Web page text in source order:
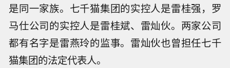
是同一家族。七千猫集团的实控人是雷桂强，罗
马仕公司的实控人是雷桂斌、雷灿伙。两家公司
都有名字是雷燕玲的监事。雷灿伙也曾担任七千
猫集团的法定代表人。